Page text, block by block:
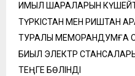
ҚИМЫЛ ШАРАЛАРЫН
ТҮРКІСТАН МЕН РИШТАН
ТУРАЛЫ МЕМОРАНДУМҒА
БИЫЛ ЭЛЕКТР
ТЕҢГЕ БӨЛІНДІ